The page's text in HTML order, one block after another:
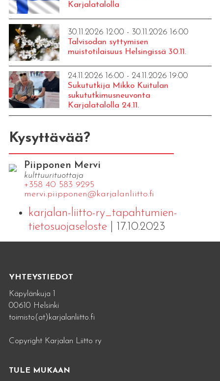
Karjalatalolla
30.11.2026 12:00 - 30.11.2026 16:00
Talvisodan syttymisen
muistotilaisuus Helsingissä 30.11.
24.11.2026 16:00 - 24.11.2026 19:00
Sukututkija Mikko Kuitulan
sukututkimusneuvonta
Karjalatalolla 24.11.
Kysyttävää?
Piipponen Mervi
kulttuurituottaja
+358 40 583 9295
mervi.​piipponen@​kar​jala​nlii​tto.​fi
karjalan-liitto-ry_tapahtumien-
tietosuojaseloste| 17.10.2023
YHTEYSTIEDOT
Käpylänkuja 1
00610 Helsinki
toimisto(at)karjalanliitto.fi
Copyright Karjalan Liitto ry
TULE MUKAAN